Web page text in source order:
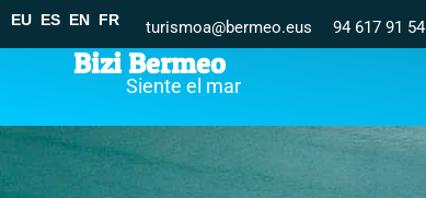
EU ES EN FR turismoa@bermeo.eus 94 617 91 54
Bizi Bermeo
Siente el mar